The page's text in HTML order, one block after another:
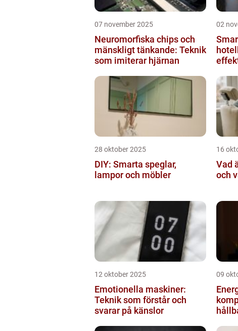
07 november 2025
Neuromorfiska chips och
mänskligt tänkande: Teknik
som imiterar hjärnan
02
28 oktober 2025
DIY: Smarta speglar,
lampor och möbler
16
Vad
och
12 oktober 2025
Emotionella maskiner:
Teknik som förstår och
svarar på känslor
09